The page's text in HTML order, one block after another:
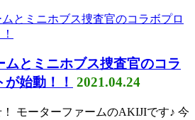
ムとミニホブス捜査官のコラ
始動！！ 2021.04.24
モーターファームのAKIJIです♪ 今